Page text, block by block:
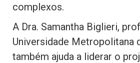
complexos.
A Dra. Samantha Biglieri,
Universidade Metropolitana
também ajuda a liderar o